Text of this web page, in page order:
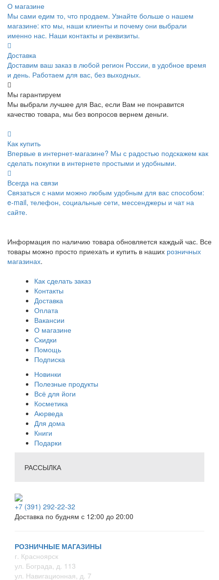
О магазине
Мы сами едим то, что продаем. Узнайте больше о нашем
магазине: кто мы, наши клиенты и почему они выбрали
именно нас. Наши контакты и реквизиты.
Доставка
Доставим ваш заказ в любой регион России, в удобное время
и день. Работаем для вас, без выходных.
Мы гарантируем
Мы выбрали лучшее для Вас, если Вам не понравится
качество товара, мы без вопросов вернем деньги.
Как купить
Впервые в интернет-магазине? Мы с радостью подскажем как
сделать покупки в интернете простыми и удобными.
Всегда на связи
Связаться с нами можно любым удобным для вас способом:
e-mail, телефон, социальные сети, мессенджеры и чат на
сайте.
Информация по наличию товара обновляется каждый час. Все
товары можно просто приехать и купить в наших розничных
магазинах.
Как сделать заказ
Контакты
Доставка
Оплата
Вакансии
О магазине
Скидки
Помощь
Подписка
Новинки
Полезные продукты
Всё для йоги
Косметика
Аюрведа
Для дома
Книги
Подарки
РАССЫЛКА
+7 (391) 292-22-32
Доставка по будням с 12:00 до 20:00
РОЗНИЧНЫЕ МАГАЗИНЫ
г. Красноярск
ул. Бограда, д. 113
ул. Навигационная, д. 7